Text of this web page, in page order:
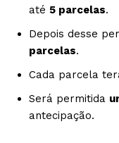
até 5 parcelas.
Depois desse
parcelas.
Cada parcela
Será permitida
antecipação.